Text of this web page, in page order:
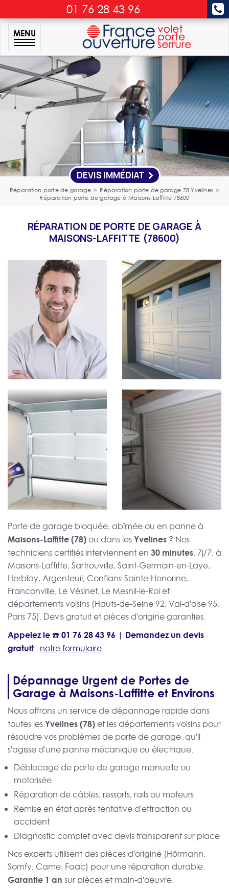
01 76 28 43 96
MENU
DEVIS IMMÉDIAT
Réparation porte de garage > Réparation porte de garage 78 Yvelines >
Réparation porte de garage à Maisons-Laffitte 78600
RÉPARATION DE PORTE DE GARAGE À
MAISONS-LAFFITTE (78600)
Porte de garage bloquée, abîmée ou en panne à
Maisons-Laffitte (78)ou dans lesYvelines ? Nos
techniciens certifiés interviennent en 30 minutes, 7j/7, à
Maisons-Laffitte, Sartrouville, Saint-Germain-en-Laye,
Herblay, Argenteuil, Conflans-Sainte-Honorine,
Franconville, Le Vésinet, Le Mesnil-le-Roi et
départements voisins (Hauts-de-Seine 92, Val-d'oise 95,
Paris 75). Devis gratuit et pièces d'origine garanties.
Appelez le ☎️01 76 28 43 96 | Demandez un devis
gratuit : notre formulaire
Dépannage Urgent de Portes de
Garage à Maisons-Laffitte et Environs
Nous offrons un service de dépannage rapide dans
toutes lesYvelines (78) et les départements voisins pour
résoudre vos problèmes de porte de garage, qu'il
s'agisse d'une panne mécanique ou électrique.
Déblocage de porte de garage manuelle ou
motorisée
Réparation de câbles, ressorts, rails ou moteurs
Remise en état après tentative d'effraction ou
accident
Diagnostic complet avec devis transparent sur place
Nos experts utilisent des pièces d'origine (Hörmann,
Somfy, Came, Faac) pour une réparation durable.
Garantie 1 an sur pièces et main-d'oeuvre.